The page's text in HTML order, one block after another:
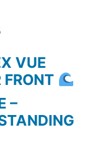
VUE
FRONT
–